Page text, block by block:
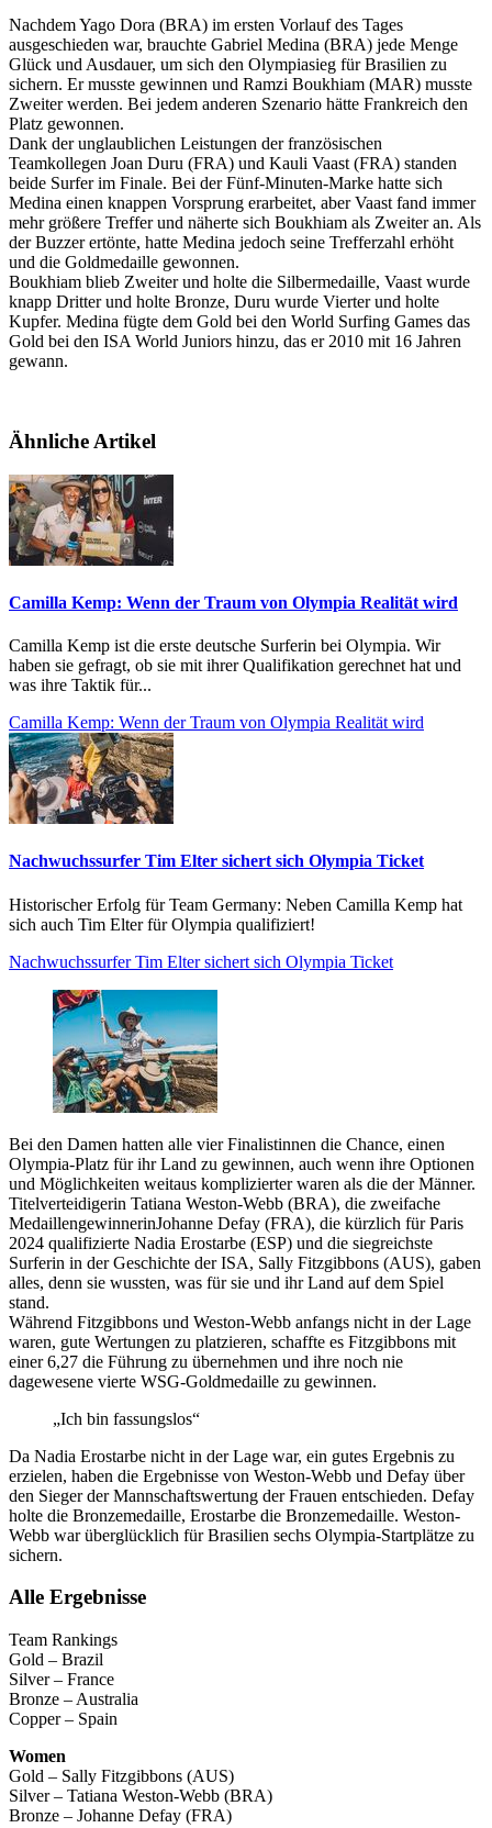
Nachdem Yago Dora (BRA) im ersten Vorlauf des Tages
ausgeschieden war, brauchte Gabriel Medina (BRA) jede Menge
Glück und Ausdauer, um sich den Olympiasieg für Brasilien zu
sichern. Er musste gewinnen und Ramzi Boukhiam (MAR) musste
Zweiter werden. Bei jedem anderen Szenario hätte Frankreich den
Platz gewonnen.
Dank der unglaublichen Leistungen der französischen
Teamkollegen Joan Duru (FRA) und Kauli Vaast (FRA) standen
beide Surfer im Finale. Bei der Fünf-Minuten-Marke hatte sich
Medina einen knappen Vorsprung erarbeitet, aber Vaast fand immer
mehr größere Treffer und näherte sich Boukhiam als Zweiter an. Als
der Buzzer ertönte, hatte Medina jedoch seine Trefferzahl erhöht
und die Goldmedaille gewonnen.
Boukhiam blieb Zweiter und holte die Silbermedaille, Vaast wurde
knapp Dritter und holte Bronze, Duru wurde Vierter und holte
Kupfer. Medina fügte dem Gold bei den World Surfing Games das
Gold bei den ISA World Juniors hinzu, das er 2010 mit 16 Jahren
gewann.
Ähnliche Artikel
Camilla Kemp: Wenn der Traum von Olympia Realität wird
Camilla Kemp ist die erste deutsche Surferin bei Olympia. Wir
haben sie gefragt, ob sie mit ihrer Qualifikation gerechnet hat und
was ihre Taktik für...
Camilla Kemp: Wenn der Traum von Olympia Realität wird
Nachwuchssurfer Tim Elter sichert sich Olympia Ticket
Historischer Erfolg für Team Germany: Neben Camilla Kemp hat
sich auch Tim Elter für Olympia qualifiziert!
Nachwuchssurfer Tim Elter sichert sich Olympia Ticket
Bei den Damen hatten alle vier Finalistinnen die Chance, einen
Olympia-Platz für ihr Land zu gewinnen, auch wenn ihre Optionen
und Möglichkeiten weitaus komplizierter waren als die der Männer.
Titelverteidigerin Tatiana Weston-Webb (BRA), die zweifache
MedaillengewinnerinJohanne Defay (FRA), die kürzlich für Paris
2024 qualifizierte Nadia Erostarbe (ESP) und die siegreichste
Surferin in der Geschichte der ISA, Sally Fitzgibbons (AUS), gaben
alles, denn sie wussten, was für sie und ihr Land auf dem Spiel
stand.
Während Fitzgibbons und Weston-Webb anfangs nicht in der Lage
waren, gute Wertungen zu platzieren, schaffte es Fitzgibbons mit
einer 6,27 die Führung zu übernehmen und ihre noch nie
dagewesene vierte WSG-Goldmedaille zu gewinnen.
„Ich bin fassungslos“
Da Nadia Erostarbe nicht in der Lage war, ein gutes Ergebnis zu
erzielen, haben die Ergebnisse von Weston-Webb und Defay über
den Sieger der Mannschaftswertung der Frauen entschieden. Defay
holte die Bronzemedaille, Erostarbe die Bronzemedaille. Weston-
Webb war überglücklich für Brasilien sechs Olympia-Startplätze zu
sichern.
Alle Ergebnisse
Team Rankings
Gold – Brazil
Silver – France
Bronze – Australia
Copper – Spain
Women
Gold – Sally Fitzgibbons (AUS)
Silver – Tatiana Weston-Webb (BRA)
Bronze – Johanne Defay (FRA)